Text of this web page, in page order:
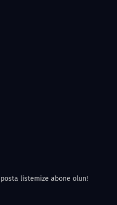
listemize abone olun!